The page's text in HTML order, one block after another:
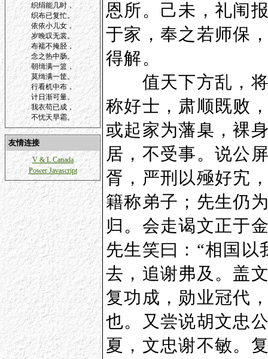
织绢能几时，
织布已复忙。
依依小儿女，
岁晚叹无裳。
布襦不掩胫，
念之热中肠。
朝缉满一篮，
莫缉满一筐。
行看机中布，
计日渐可量。
我衣苟已成，
不忧天早霜。
友情连接
V & L Canada
Power Javascript
恩所。己未，礼闱
于家，奉之若师保
得解。
值天下方乱，将
称好士，肃顺既败
或起家为藩臬，裸
居，不受事。说公
胥，严刑以殛好宄
籍称弟子；先生仍
归。会走谒文正于
先生笑曰：“相国以
去，追谢弗及。盖
复功成，勋业冠代
也。又尝说胡文忠
夏，文忠谢不敏。